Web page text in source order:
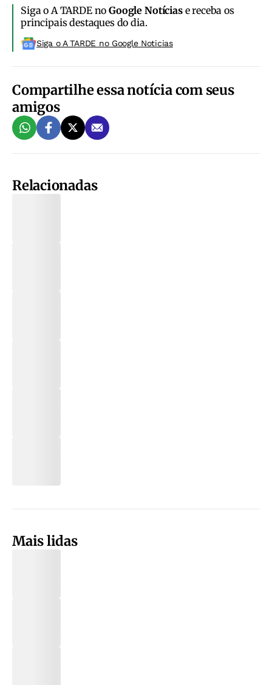
Siga o A TARDE noGoogle Notíciase receba os
principais destaques do dia.
Siga o A TARDE no Google Noticias
Compartilhe essa notícia com seus
amigos
Relacionadas
Mais lidas